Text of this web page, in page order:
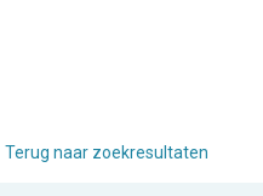
Terug naar zoekresultaten